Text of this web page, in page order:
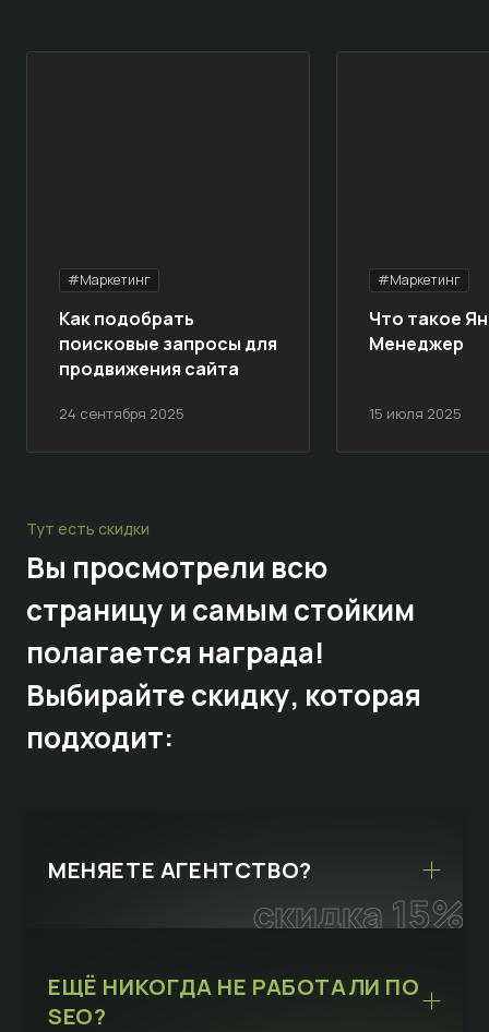
#Маркетинг
24 сентября 2025
Как подобрать
поисковые запросы для
продвижения сайта
#Маркетинг
15 июля 2025
Что такое
Менеджер
Тут есть скидки
Вы просмотрели всю
страницу и самым стойким
полагается награда!
Выбирайтескидку, которая
подходит:
скидка 15%
МЕНЯЕТЕ АГЕНТСТВО?
ЕЩЁ НИКОГДА НЕ РАБОТАЛИ ПО
SEO?